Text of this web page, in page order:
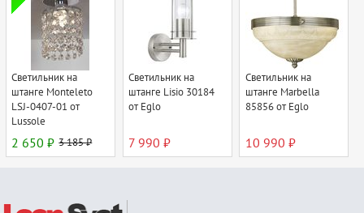
Светильник на
штанге Monteleto
LSJ-0407-01 от
Lussole
2 650 ₽ 3 185 ₽
Светильник на
штанге Lisio 30184
от Eglo
7 990 ₽
Светильник на
штанге Marbella
85856 от Eglo
10 990 ₽